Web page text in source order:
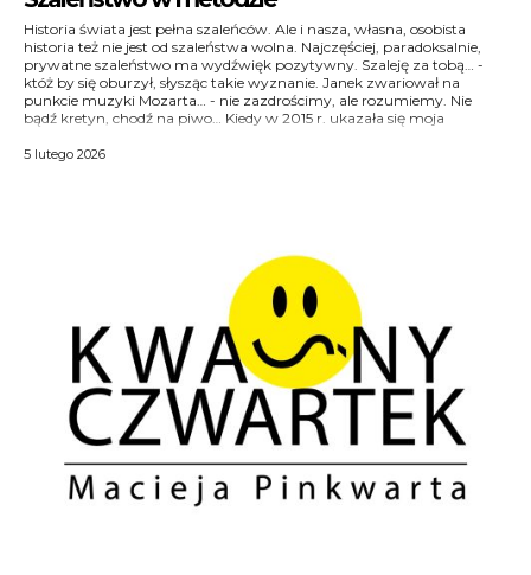
Historia świata jest pełna szaleńców. Ale i nasza, własna, osobista
historia też nie jest od szaleństwa wolna. Najczęściej, paradoksalnie,
prywatne szaleństwo ma wydźwięk pozytywny. Szaleję za tobą… -
któż by się oburzył, słysząc takie wyznanie. Janek zwariował na
punkcie muzyki Mozarta… - nie zazdrościmy, ale rozumiemy. Nie
bądź kretyn, chodź na piwo… Kiedy w 2015 r. ukazała się moja
zakopiańska biografia Stanisława Ignacego Witkiewicza, niemal na
każdym spotkaniu autorskim musiałem się tłumaczyć z jej tytułu:
Wariat z Krupówek. Że niby tak okropnie spostponowałem Witkacego.
W tłumaczeniu się pomagało nie to, że tak Witkiewicz sam siebie
nazywał, ale odniesienie personalne: wybierałem na sali jakąś panią,
najpierw ją z góry przepraszałem, po czym mówiłem: czy, gdybym –
proszę o wybaczenie – powiedział kiedyś: kocham panią jak wariat –
5 lutego 2026